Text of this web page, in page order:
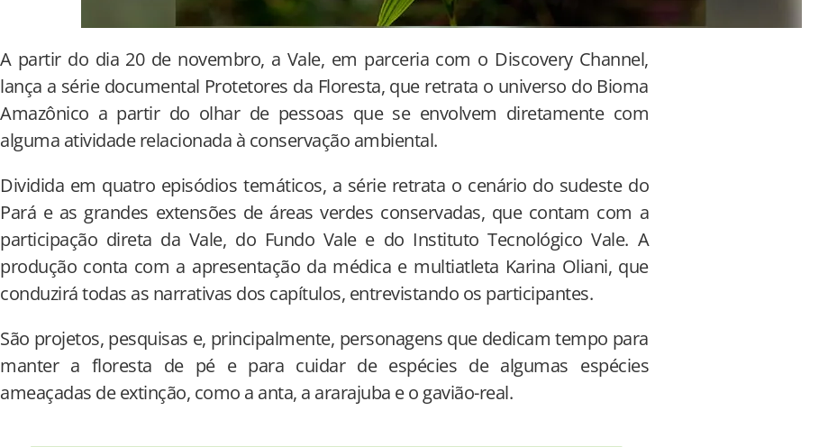
A partir do dia 20 de novembro, a Vale, em parceria com o Discovery Channel,
lança a série documental Protetores da Floresta, que retrata o universo do Bioma
Amazônico a partir do olhar de pessoas que se envolvem diretamente com
alguma atividade relacionada à conservação ambiental.
Dividida em quatro episódios temáticos, a série retrata o cenário do sudeste do
Pará e as grandes extensões de áreas verdes conservadas, que contam com a
participação direta da Vale, do Fundo Vale e do Instituto Tecnológico Vale. A
produção conta com a apresentação da médica e multiatleta Karina Oliani, que
conduzirá todas as narrativas dos capítulos, entrevistando os participantes.
São projetos, pesquisas e, principalmente, personagens que dedicam tempo para
manter a floresta de pé e para cuidar de espécies de algumas espécies
ameaçadas de extinção, como a anta, a ararajuba e o gavião-real.